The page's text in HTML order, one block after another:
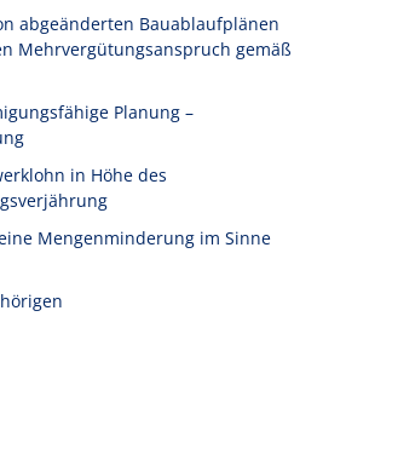
abgeänderten Bauablaufplänen
Mehrvergütungsanspruch gemäß
Planung –
in Höhe des
Mengenminderung im Sinne